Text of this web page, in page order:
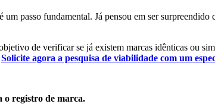
passo fundamental. Já pensou em ser
de verificar se já existem marcas idênticas ou
Solicite agora a pesquisa de viabilidade com um
o registro de marca.